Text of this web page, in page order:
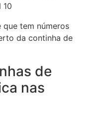
10
tem números
da continha de
de
nas